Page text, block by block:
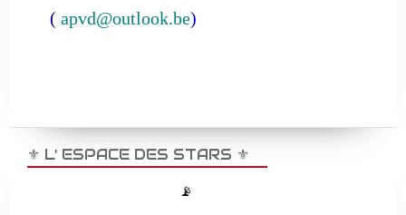
( apvd@outlook.be)
⚜️ L' ESPACE DES STARS ⚜️
📡